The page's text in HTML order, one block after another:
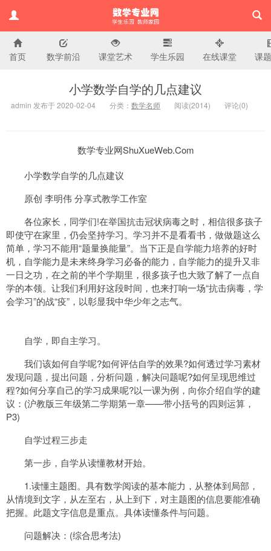
小学数学专业网
首页 数学前沿 课堂艺术 学生乐园 在线课堂 课
小学数学自学的几点建议
admin 发布于 2020-02-04 分类： 数学名师 阅读(2014) 评论(0)
数学专业网ShuXueWeb.Com
小学数学自学的几点建议
原创 李明伟 分享式教学工作室
各位家长，同学们!在举国抗击冠状病毒之时，相信很多孩子
即使守在家里，仍会坚持学习。学习并不是看看书，做做题这么
简单，学习不能用“题量换能量”。当下正是自学能力培养的好时
机，自学能力是未来终身学习必备的能力，自学能力的提升又非
一日之功，在之前的半个学期里，很多孩子也大致了解了一点自
学的本领。让我们利用好这段时间，也来打响一场“抗击病毒，学
会学习”的战“疫”，以彰显我中华少年之志气。
自学，即自主学习。
我们该如何自学呢?如何评估自学的效果?如何透过学习素材
发现问题，提出问题，分析问题，解决问题呢?如何呈现思维过
程?如何分享自己的学习成果呢?以一课为例，向你介绍自学的建
议：(沪教版三年级第二学期第一章——带小括号的四则运算，
P3)
自学过程三步走
第一步，自学从读懂教材开始。
1.读懂主题图。具有数学阅读的基本能力，从整体到局部，
从情境到文字，从左至右，从上到下，对主题图的信息要能准确
把握。此题文字信息是重点。具体读懂条件与问题。
问题解决：(综合思考法)